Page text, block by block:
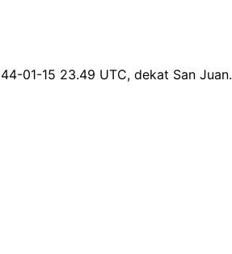
01-15 23.49 UTC, dekat San Juan.